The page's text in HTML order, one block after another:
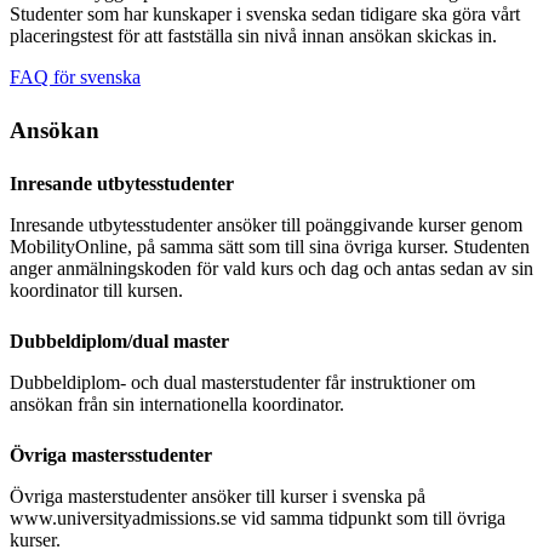
Studenter som har kunskaper i svenska sedan tidigare ska göra vårt
placeringstest för att fastställa sin nivå innan ansökan skickas in.
FAQ för svenska
Ansökan
Inresande utbytesstudenter
Inresande utbytesstudenter ansöker till poänggivande kurser genom
MobilityOnline, på samma sätt som till sina övriga kurser. Studenten
anger anmälningskoden för vald kurs och dag och antas sedan av sin
koordinator till kursen.
Dubbeldiplom/dual master
Dubbeldiplom- och dual masterstudenter får instruktioner om
ansökan från sin internationella koordinator.
Övriga mastersstudenter
Övriga masterstudenter ansöker till kurser i svenska på
www.universityadmissions.se vid samma tidpunkt som till övriga
kurser.